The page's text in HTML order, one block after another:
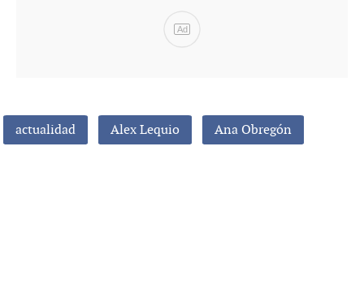
Ad
actualidad Alex Lequio Ana Obregón